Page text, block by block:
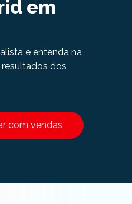
em
e entenda na
dos
com vendas